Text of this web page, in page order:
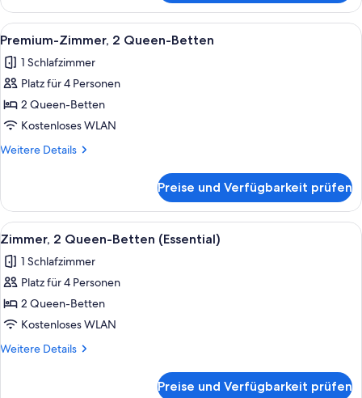
Zimmer,
1 King-
Bett,
Alle
Fotos
für
Premium-
Zimmer,
2 Queen-
Betten
Ein Plattenspieler mit Schallplatte,
11
Premium-Zimmer, 2 Queen-Betten
1 Schlafzimmer
Platz für 4 Personen
2 Queen-Betten
Kostenloses WLAN
Weitere Details
Weitere
Zimmer,
2 Queen-
Betten
Preise und Verfügbarkeit prüfen
Alle
Fotos
für
Zimmer,
2 Queen-
Betten
(Essential)
Ein Plattenspieler mit Schallplatte,
9
Zimmer, 2 Queen-Betten (Essential)
1 Schlafzimmer
Platz für 4 Personen
2 Queen-Betten
Kostenloses WLAN
Weitere Details
Weitere
Preise und Verfügbarkeit prüfen